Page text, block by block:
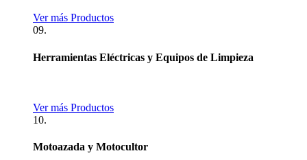
Ver más Productos
09.
Herramientas Eléctricas y Equipos de Limpieza
Ver más Productos
10.
Motoazada y Motocultor